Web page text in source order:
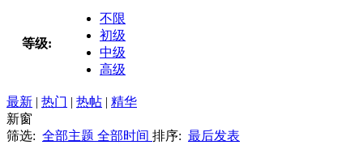
等级:
不限
初级
中级
高级
最新 | 热门 | 热帖 | 精华
新窗
筛选: 全部主题 全部时间 排序: 最后发表